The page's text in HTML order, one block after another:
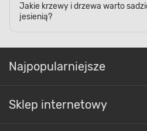
Jakie krzewy i drzewa warto
jesienią?
Najpopularniejsze
Sklep internetowy